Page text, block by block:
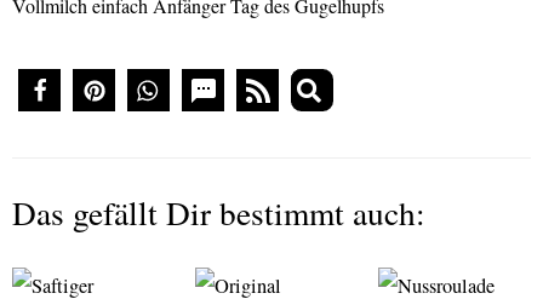
Das gefällt Dir bestimmt auch: